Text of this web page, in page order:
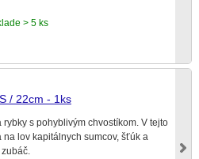
> 5 ks
/ 22cm - 1ks
s pohyblivým chvostíkom. V tejto
lov kapitálnych sumcov, šťúk a